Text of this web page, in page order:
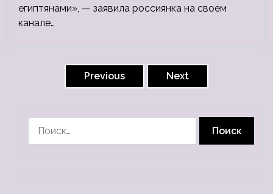
египтянами», — заявила россиянка на своем
канале…
Previous Next